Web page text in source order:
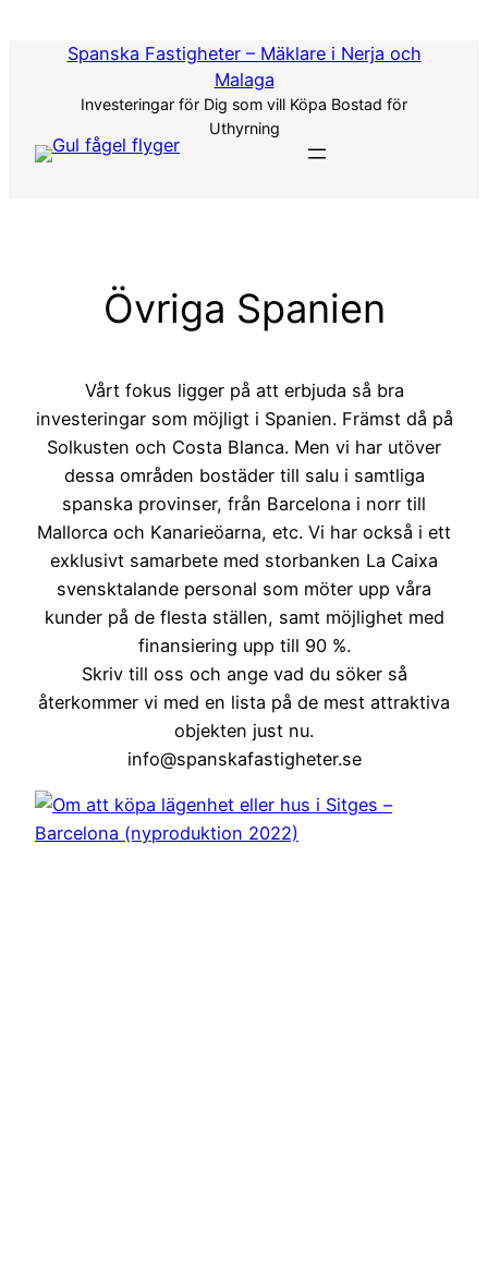
Spanska Fastigheter – Mäklare i Nerja och
Malaga
Investeringar för Dig som vill Köpa Bostad för
Uthyrning
Övriga Spanien
Vårt fokus ligger på att erbjuda så bra
investeringar som möjligt i Spanien. Främst då på
Solkusten och Costa Blanca. Men vi har utöver
dessa områden bostäder till salu i samtliga
spanska provinser, från Barcelona i norr till
Mallorca och Kanarieöarna, etc. Vi har också i ett
exklusivt samarbete med storbanken La Caixa
svensktalande personal som möter upp våra
kunder på de flesta ställen, samt möjlighet med
finansiering upp till 90 %.
Skriv till oss och ange vad du söker så
återkommer vi med en lista på de mest attraktiva
objekten just nu.
info@spanskafastigheter.se